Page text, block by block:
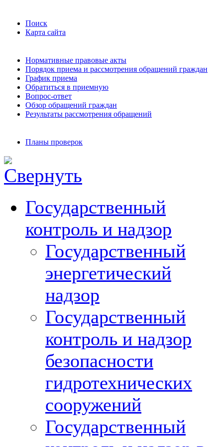
Поиск
Карта сайта
Нормативные правовые акты
Порядок приема и рассмотрения обращений граждан
График приема
Обратиться в приемную
Вопрос-ответ
Обзор обращений граждан
Результаты рассмотрения обращений
Планы проверок
Государственный
контроль и надзор
Государственный
энергетический
надзор
Государственный
контроль и надзор
безопасности
гидротехнических
сооружений
Государственный